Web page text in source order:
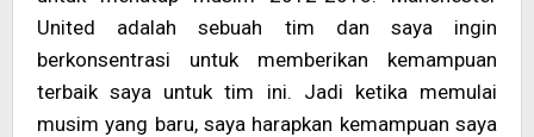
United adalah sebuah tim dan saya ingin
berkonsentrasi untuk memberikan kemampuan
terbaik saya untuk tim ini. Jadi ketika memulai
musim yang baru, saya harapkan kemampuan saya